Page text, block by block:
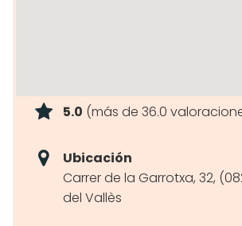
5.0 (más de 36.0
Ubicación
Carrer de la Garrotxa, 32,
del Vallès